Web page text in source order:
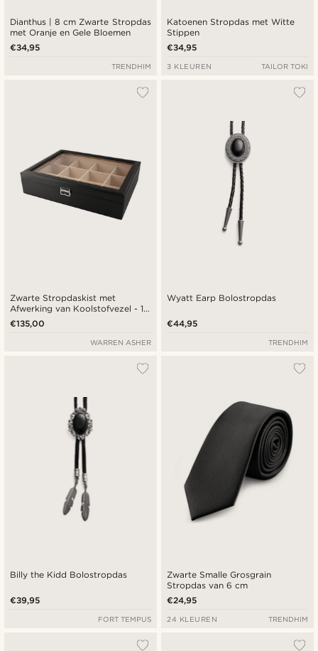
Dianthus | 8 cm Zwarte Stropdas
met Oranje en Gele Bloemen
€34,95
TRENDHIM
Katoenen Stropdas met Witte
Stippen
€34,95
3 KLEUREN TAILOR TOKI
Zwarte Stropdaskist met
Afwerking van Koolstofvezel - 12
stropdassen
€135,00
WARREN ASHER
Wyatt Earp Bolostropdas
€44,95
TRENDHIM
Billy the Kidd Bolostropdas
€39,95
FORT TEMPUS
Zwarte Smalle Grosgrain
Stropdas van 6 cm
€24,95
24 KLEUREN TRENDHIM